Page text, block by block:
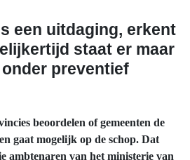
een uitdaging, erkent
staat er maar
preventief
beoordelen of gemeenten de
gaat mogelijk op de schop. Dat
ambtenaren van het ministerie van